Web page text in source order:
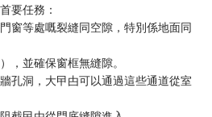
要任務：
窗等處嘅裂縫同空隙，特別係地面同
，並確保窗框無縫隙。
孔洞，大曱甴可以通過這些通道從室